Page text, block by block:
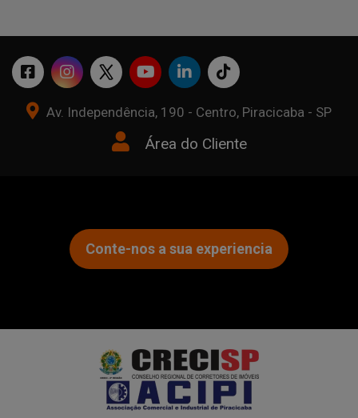
Av. Independência, 190 - Centro, Piracicaba - SP
Área do Cliente
Conte-nos a sua experiencia